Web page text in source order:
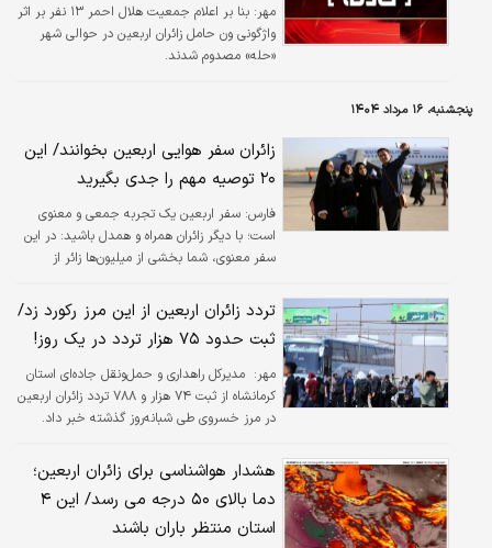
مهر:
بنا بر اعلام جمعیت هلال احمر ۱۳ نفر بر اثر
واژگونی ون حامل زائران اربعین در حوالی شهر
«حله» مصدوم شدند.
پنجشنبه، ۱۶ مرداد ۱۴۰۴
زائران سفر هوایی اربعین بخوانند/ این
۲۰ توصیه مهم را جدی بگیرید
فارس: سفر اربعین یک تجربه جمعی و معنوی
است؛ با دیگر زائران همراه و همدل باشید: در این
سفر معنوی، شما بخشی از میلیون‌ها زائر از
حضرت سیدالشهدا(ع) می‌روند.
تردد زائران اربعین از این مرز رکورد زد/
ثبت حدود ۷۵ هزار تردد در یک روز!
مهر: ​ مدیرکل راهداری و حمل‌ونقل جاده‌ای استان
کرمانشاه از ثبت ۷۴ هزار و ۷۸۸ تردد زائران اربعین
در مرز خسروی طی شبانه‌روز گذشته خبر داد.
هشدار هواشناسی برای زائران اربعین؛
دما بالای ۵۰ درجه می رسد/ این ۴
استان منتظر باران باشند